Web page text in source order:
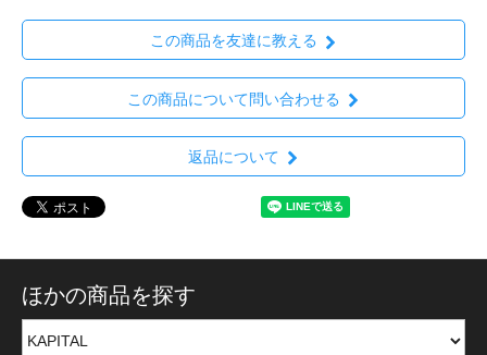
この商品を友達に教える
この商品について問い合わせる
返品について
ほかの商品を探す